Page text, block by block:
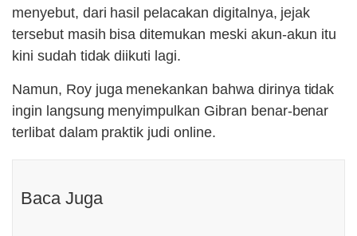
menyebut, dari hasil pelacakan digitalnya, jejak
tersebut masih bisa ditemukan meski akun-akun itu
kini sudah tidak diikuti lagi.
Namun, Roy juga menekankan bahwa dirinya tidak
ingin langsung menyimpulkan Gibran benar-benar
terlibat dalam praktik judi online.
Baca Juga